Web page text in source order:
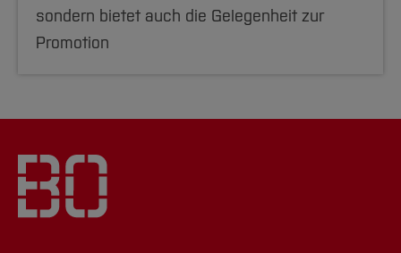
sondern bietet auch die Gelegenheit zur
Promotion